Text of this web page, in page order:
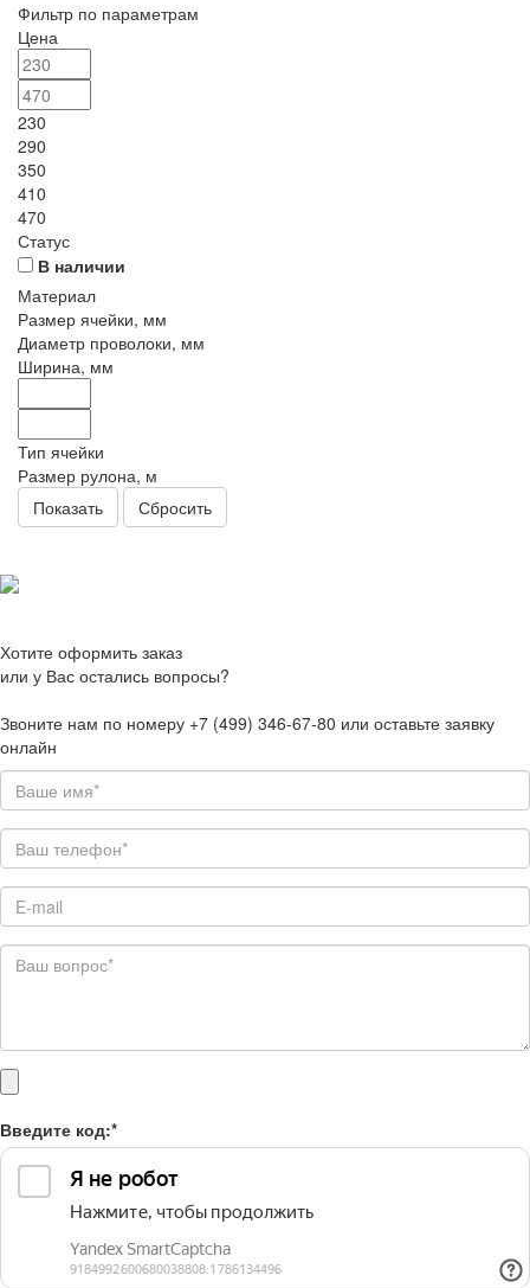
Фильтр по параметрам
Цена
230
290
350
410
470
Статус
В наличии
Материал
Размер ячейки, мм
Диаметр проволоки, мм
Ширина, мм
Тип ячейки
Размер рулона, м
Сбросить
Хотите оформить заказ
или у Вас остались вопросы?
Звоните нам по номеру +7 (499) 346-67-80 или оставьте заявку
онлайн
Введите код:*